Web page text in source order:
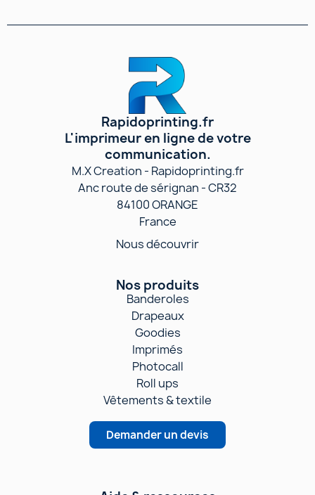
Rapidoprinting.fr
L'imprimeur en ligne de votre
communication.
M.X Creation - Rapidoprinting.fr
Anc route de sérignan - CR32
84100 ORANGE
France
Nous découvrir
Nos produits
Banderoles
Drapeaux
Goodies
Imprimés
Photocall
Roll ups
Vêtements & textile
Demander un devis